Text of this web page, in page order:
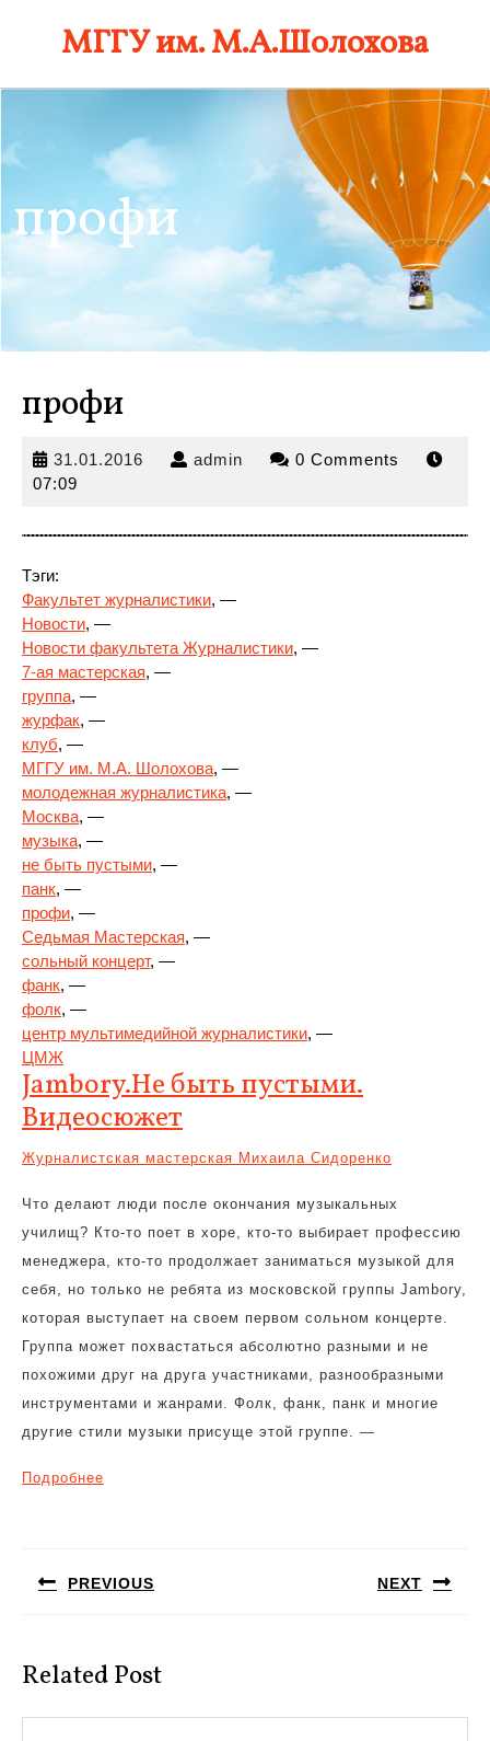
МГГУ им. М.А.Шолохова
профи
профи
31.01.2016 31.01.2016
admin admin 0 Comments
07:09
Тэги:
Факультет журналистики, —
Новости, —
Новости факультета Журналистики, —
7-ая мастерская, —
группа, —
журфак, —
клуб, —
МГГУ им. М.А. Шолохова, —
молодежная журналистика, —
Москва, —
музыка, —
не быть пустыми, —
панк, —
профи, —
Седьмая Мастерская, —
сольный концерт, —
фанк, —
фолк, —
центр мультимедийной журналистики, —
ЦМЖ
Jambory.Не быть пустыми.
Видеосюжет
Журналистская мастерская Михаила Сидоренко
Что делают люди после окончания музыкальных
училищ? Кто-то поет в хоре, кто-то выбирает профессию
менеджера, кто-то продолжает заниматься музыкой для
себя, но только не ребята из московской группы Jambory,
которая выступает на своем первом сольном концерте.
Группа может похвастаться абсолютно разными и не
похожими друг на друга участниками, разнообразными
инструментами и жанрами. Фолк, фанк, панк и многие
другие стили музыки присуще этой группе. —
Подробнее
записям
PREVIOUS NEXT
Related Post